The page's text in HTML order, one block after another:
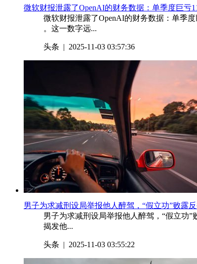
微软财报泄露了OpenAI的财务数据：单季度巨亏
微软财报泄露了OpenAI的财务数据：单季
。这一数字远...
头条 | 2025-11-03 03:57:36
男子为求减刑设局举报他人醉驾，“假立功”败露反
男子为求减刑设局举报他人醉驾，“假立功
揭发他...
头条 | 2025-11-03 03:55:22